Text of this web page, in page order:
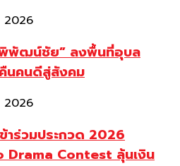
2026
พิพัฒน์ชัย” ลงพื้นที่อุบล
นคนดีสู่สังคม
2026
าร่วมประกวด 2026
Drama Contest ลุ้นเงิน